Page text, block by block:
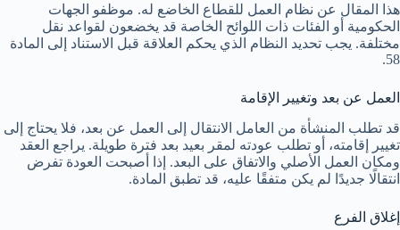
هذا المقال عن نظام العمل للقطاع الخاضع له. موظفو الجهات
الحكومية أو الفئات ذات اللوائح الخاصة قد يخضعون لقواعد نقل
مختلفة. يجب تحديد النظام الذي يحكم العلاقة قبل الاستناد إلى المادة
58.
العمل عن بعد وتغيير الإقامة
قد تطلب المنشأة من العامل الانتقال إلى العمل عن بعد، فلا يحتاج إلى
تغيير إقامته، أو تطلب عودته لمقر بعيد بعد فترة طويلة. يراجع العقد
ومكان العمل الأصلي والاتفاق على البعد. إذا أصبحت العودة تفرض
انتقالًا جديدًا لم يكن متفقًا عليه، قد تطبق المادة.
إغلاق الفرع